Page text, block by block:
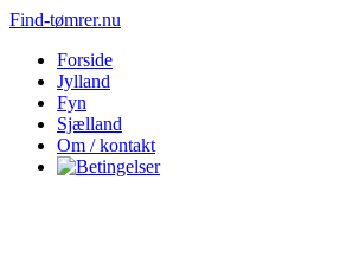
Find-tømrer.nu
Forside
Jylland
Fyn
Sjælland
Om / kontakt